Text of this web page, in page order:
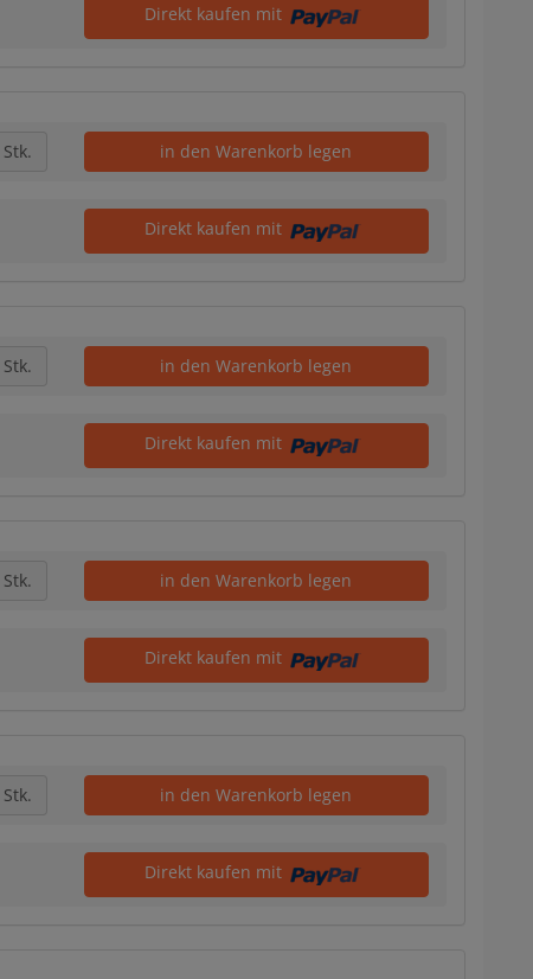
Direkt kaufen mit
Stk. in den Warenkorb legen
Direkt kaufen mit
Stk. in den Warenkorb legen
Direkt kaufen mit
Stk. in den Warenkorb legen
Direkt kaufen mit
Stk. in den Warenkorb legen
Direkt kaufen mit